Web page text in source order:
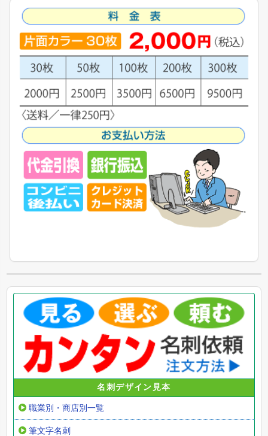
名刺デザイン見本
職業別・商店別一覧
筆文字名刺